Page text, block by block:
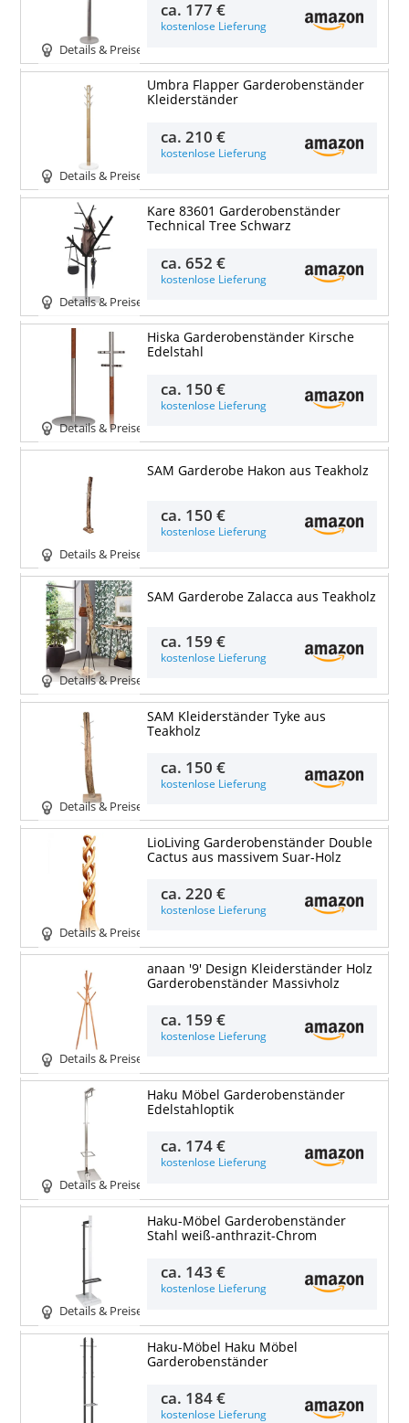
Details & Preise
ca. 177 €
kostenlose Lieferung
Details & Preise
Umbra Flapper Garderobenständer
Kleiderständer
ca.210 €
kostenlose Lieferung
Details & Preise
Kare 83601 Garderobenständer
Technical Tree Schwarz
ca.652 €
kostenlose Lieferung
Details & Preise
Hiska Garderobenständer Kirsche
Edelstahl
ca. 150 €
kostenlose Lieferung
Details & Preise
SAM Garderobe Hakon aus Teakholz
ca. 150 €
kostenlose Lieferung
Details & Preise
SAM Garderobe Zalacca aus Teakholz
ca. 159 €
kostenlose Lieferung
Details & Preise
SAM Kleiderständer Tyke aus
Teakholz
ca. 150 €
kostenlose Lieferung
Details & Preise
LioLiving Garderobenständer Double
Cactus aus massivem Suar-Holz
ca.220 €
kostenlose Lieferung
Details & Preise
anaan '9' Design Kleiderständer Holz
Garderobenständer Massivholz
ca. 159 €
kostenlose Lieferung
Details & Preise
Haku Möbel Garderobenständer
Edelstahloptik
ca. 174 €
kostenlose Lieferung
Details & Preise
Haku-Möbel Garderobenständer
Stahl weiß-anthrazit-Chrom
ca. 143 €
kostenlose Lieferung
Haku-Möbel Haku Möbel
Garderobenständer
ca. 184 €
kostenlose Lieferung